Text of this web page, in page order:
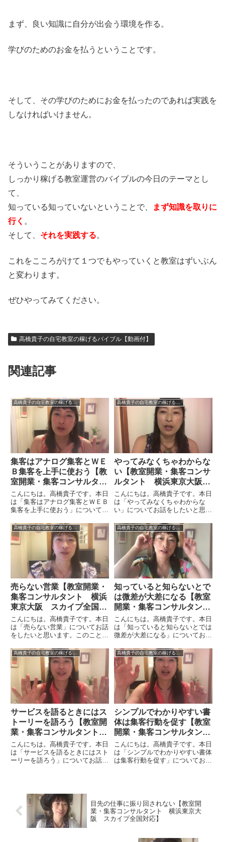
まず、良い知識に自分が出会う環境を作る。
学びのためのお金を払うということです。
そして、その学びのためにお金を払ったのであれば実践を
しなければいけません。
そういうことがありますので、
しっかり稼げる教室運営のバイブルの今日のテーマとし
て、
知っている知っていないということで、
まず知識を取りに
行く 。
そして、 それを実践する。
これをこころがけて１つでもやっていくと教室はずいぶん
と変わります。
ぜひやってみてください。
高橋貴子の自宅教室の稼げるバイブル【動画付】
関連記事
高橋貴子の自宅教室の稼げるバイブル【動画付】
集客はアナログ集客とＷＥ
Ｂ集客を上手に使おう【教
室開業・集客コンサルタン
ト 横浜東京大阪 オンラ
イン全国対応】
こんにちは。高橋貴子です。本日
は「集客はアナログ集客とＷＥＢ
集客を上手に使おう」についてお
Ｂ集客を教えているコンサルタン
トですが、でも、この時代だから
こそＷＥＢ集客とアナログ集客と
の両方をやっておきたいという
高橋貴子の自宅教室の稼げるバイブル【動画付】
やってみなくちゃわからな
い【教室開業・集客コンサ
ルタント 横浜東京大阪
オンライン全国対応】
こんにちは。高橋貴子です。本日
は「やってみなくちゃわからな
い」についてお話をしたいと思い
るときにいろいろな提案を私はし
ます。私の経験がベースにはなり
ますが、たとえば「こういうこと
をやってみたらどうでしょうか」
と...
高橋貴子の自宅教室の稼げるバイブル【動画付】
売らない営業【教室開業・
集客コンサルタント 横浜
東京大阪 スカイプ全国対
応】
こんにちは。高橋貴子です。本日
は「売らない営業」についてお話
をしたいと思います。このことは
す。みなさんの営業に対するイメ
ージは、「グイグイ」「ゴリゴ
リ」というものかもしれません。
押し売りのようなものを営業だと
勘...
高橋貴子の自宅教室の稼げるバイブル【動画付】
知っていると知らないとで
は微差が大差になる【教室
開業・集客コンサルタン
ト 横浜東京大阪 オンラ
イン全国対応】
こんにちは。高橋貴子です。本日
は「知っていると知らないとでは
微差が大差になる」についてお話
を得るということはすごく良いこ
とですし、そのことを知って実行
するのもすごく良いことです。第
一段階としては、適切な行動を
す...
高橋貴子の自宅教室の稼げるバイブル【動画付】
サービスを語るときにはス
トーリーを語ろう【教室開
業・集客コンサルタント
横浜東京大阪 スカイプ全
国対応】
こんにちは。高橋貴子です。本日
は「サービスを語るときにはスト
ーリーを語ろう」についてお話を
いうスペックがあって、便利でい
いですよ」というような紹介も
一...
高橋貴子の自宅教室の稼げるバイブル【動画付】
シンプルでわかりやすい書
体は集客行動を促す【教室
開業・集客コンサルタン
ト 横浜東京大阪 スカイ
プ全国対応】
こんにちは。高橋貴子です。本日
は「シンプルでわかりやすい書体
は集客行動を促す」についてお話
体の印象というものも考えると
よ...
目先の仕事に振り回されない【教室開
業・集客コンサルタント 横浜東京大
阪 スカイプ全国対応】